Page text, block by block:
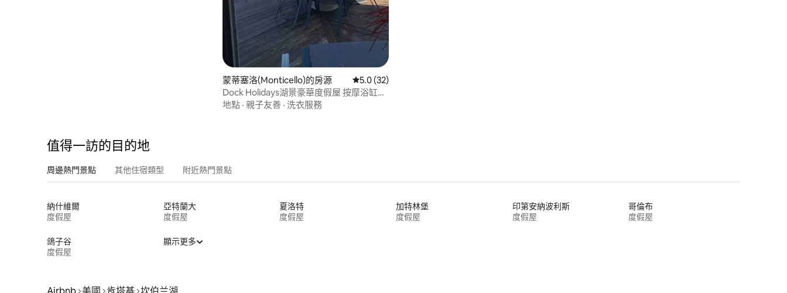
蒙蒂塞洛(Monticello)的房源 從 32 則評價中獲得 5.0 的平均評分（滿分 5 分）
5.0 (32)
Dock Holidays湖景豪華度假屋 按摩浴缸和
桑拿房
地點 · 親子友善 · 洗衣服務
值得一訪的目的地
周邊熱門景點 其他住宿類型 附近熱門景點
納什維爾
度假屋
亞特蘭大
度假屋
夏洛特
度假屋
加特林堡
度假屋
印第安納波利斯
度假屋
哥倫布
度假屋
鴿子谷
度假屋
顯示更多